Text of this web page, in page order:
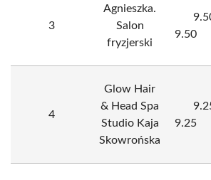
3
Agnieszka.
Salon
fryzjerski
9.50
4
Glow Hair
& Head Spa
Studio Kaja
Skowrońska
9.25